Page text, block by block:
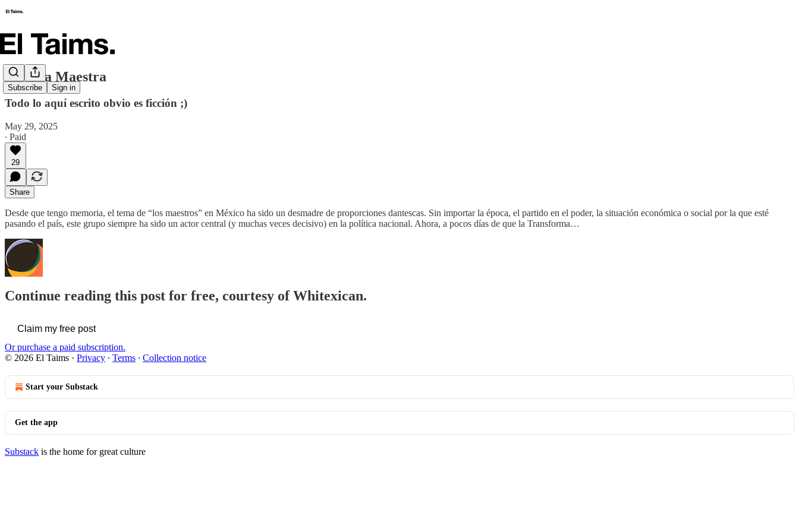
Subscribe Sign in
Movida Maestra
Todo lo aquí escrito obvio es ficción ;)
May 29, 2025
∙ Paid
29
Share
Desde que tengo memoria, el tema de “los maestros” en México ha sido un desmadre de proporciones dantescas. Sin importar la época, el partido en el poder, la situación económica o social por la que esté
pasando el país, este grupo siempre ha sido un actor central (y muchas veces decisivo) en la política nacional. Ahora, a pocos días de que la Transforma…
Continue reading this post for free, courtesy of Whitexican.
Claim my free post
Or purchase a paid subscription.
© 2026 El Taims · Privacy ∙ Terms ∙ Collection notice
Start your Substack
Get the app
Substack is the home for great culture